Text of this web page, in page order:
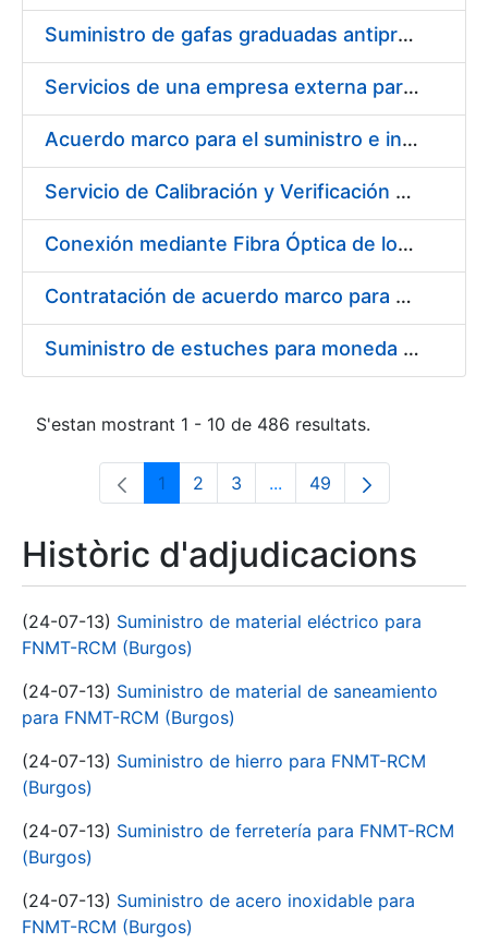
Suministro de gafas graduadas antiproyecciones para los trabajadores de la FNMT-RCM en los centros de trabajo de Madrid y Burgos
Servicios de una empresa externa para el asesoramiento y resolución de los recursos de alzada que se presentan relacionados con procesos de selección para la FNMT-RCM
Acuerdo marco para el suministro e instalación de persianas, estores y otros complementos
Servicio de Calibración y Verificación Externa de los Equipos de Medición del Servicio de Prevención de la FNMT-RCM
Conexión mediante Fibra Óptica de los Centros de Proceso de Datos (CPDs) de las sedes de la FNMT-RCM de Burgos y Madrid
Contratación de acuerdo marco para el Suministro de Material de Electricidad para la Fábrica Nacional de Moneda y Timbre-Real Casa de la Moneda en su centro de trabajo de Burgos
Suministro de estuches para moneda de 30 €
S'estan mostrant 1 - 10 de 486 resultats.
Pàgina
1 Pàgina
2 Pàgina
3 ...Pàgines intermèdies
Pàgina
49
Històric d'adjudicacions
(24-07-13) Suministro de material eléctrico para
FNMT-RCM (Burgos)
(24-07-13) Suministro de material de saneamiento
para FNMT-RCM (Burgos)
(24-07-13) Suministro de hierro para FNMT-RCM
(Burgos)
(24-07-13) Suministro de ferretería para FNMT-RCM
(Burgos)
(24-07-13) Suministro de acero inoxidable para
FNMT-RCM (Burgos)